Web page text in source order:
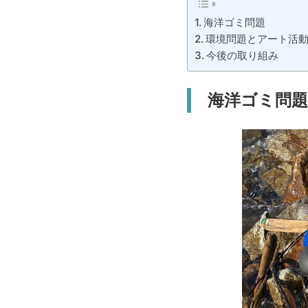
海洋ゴミ問題
環境問題とアート活
今後の取り組み
海洋ゴミ問題